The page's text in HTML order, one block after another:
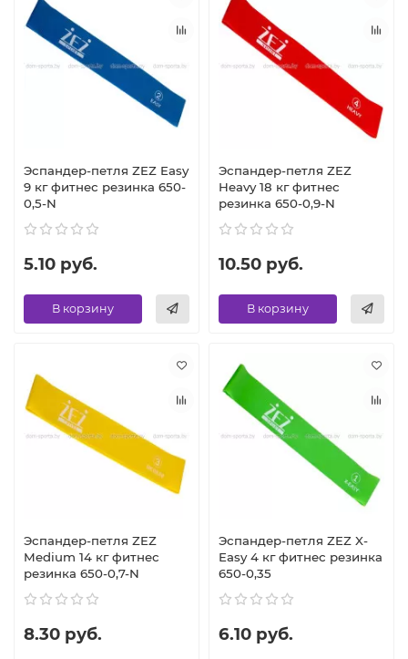
Эспандер-петля ZEZ Easy
9 кг фитнес резинка 650-
0,5-N
5.10 руб.
В корзину
Эспандер-петля ZEZ
Heavy 18 кг фитнес
резинка 650-0,9-N
10.50 руб.
В корзину
Эспандер-петля ZEZ
Medium 14 кг фитнес
резинка 650-0,7-N
8.30 руб.
Эспандер-петля ZEZ X-
Easy 4 кг фитнес резинка
650-0,35
6.10 руб.